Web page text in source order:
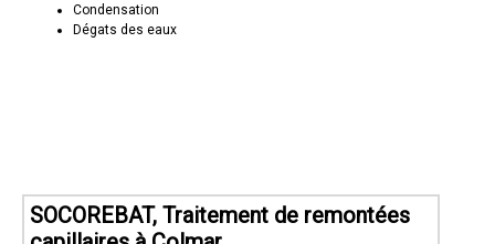
Condensation
Dégats des eaux
SOCOREBAT, Traitement de remontées